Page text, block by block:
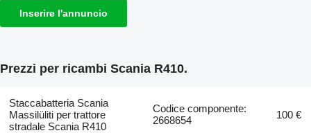
Inserire l'annuncio
Prezzi per ricambi Scania R410.
Staccabatteria Scania
Massilüliti per trattore
stradale Scania R410
Codice componente:
2668654
100 €